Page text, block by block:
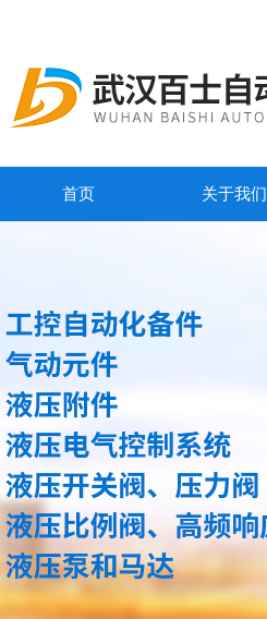
首页 关于我们